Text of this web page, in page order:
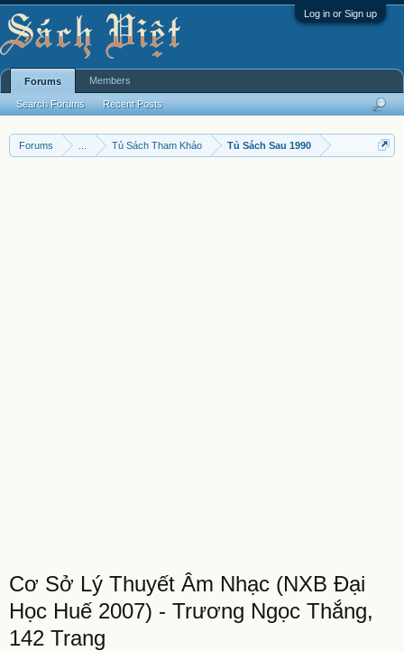
Log in or Sign up
Forums Tủ Sách Tham Khảo Tủ Sách Sau 1990
Cơ Sở Lý Thuyết Âm Nhạc (NXB Đại
Học Huế 2007) - Trương Ngọc Thắng,
142 Trang
Forums
Search Forums Recent Posts
Members